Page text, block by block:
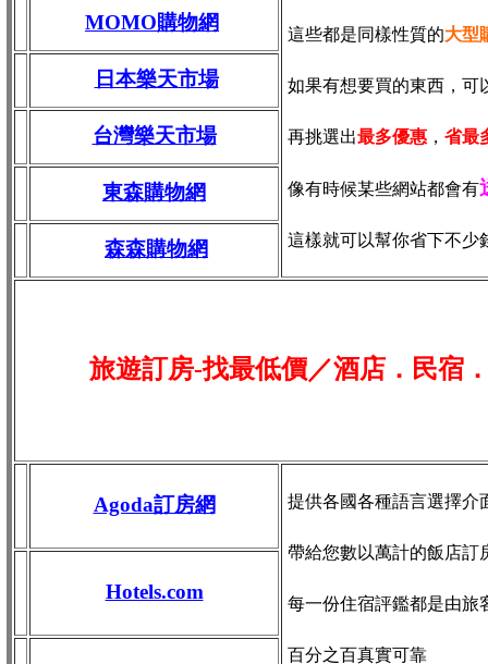
MOMO購物網
這些都是同樣性質的大型
如果有想要買的東西，可
再挑選出最多優惠 ， 省最
像有時候某些網站都會有
這樣就可以幫你省下不少
日本樂天市場
台灣樂天市場
東森購物網
森森購物網
旅遊訂房-找最低價／酒店．民宿
Agoda訂房網 提供各國各種語言選擇介
帶給您數以萬計的飯店訂
每一份住宿評鑑都是由旅
百分之百真實可靠
Hotels.com